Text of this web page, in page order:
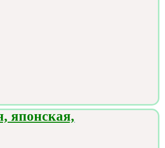
японская,